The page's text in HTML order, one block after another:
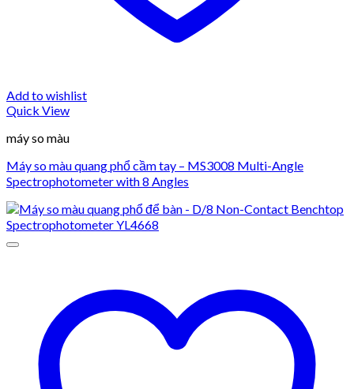
Add to wishlist
Quick View
máy so màu
Máy so màu quang phổ cầm tay – MS3008 Multi-Angle
Spectrophotometer with 8 Angles